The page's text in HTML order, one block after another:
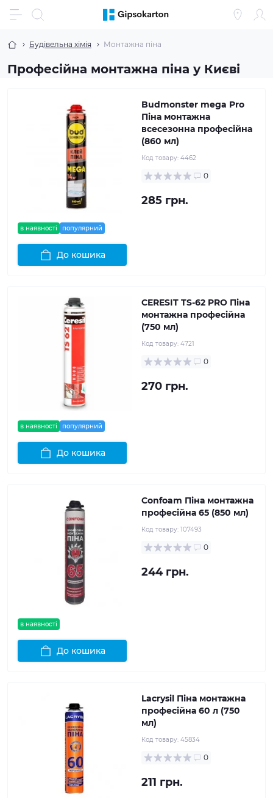
Будівельна хімія Монтажна піна
Професійна монтажна піна у Києві
в наявності популярний
Budmonster mega Pro
Піна монтажна
всесезонна професійна
(860 мл)
Код товару: 4462
0
285 грн.
До кошика
в наявності популярний
CERESIT TS-62 PRO Піна
монтажна професійна
(750 мл)
Код товару: 4721
0
270 грн.
До кошика
в наявності
Confoam Піна монтажна
професійна 65 (850 мл)
Код товару: 107493
0
244 грн.
До кошика
Lacrysil Піна монтажна
професійна 60 л (750
мл)
Код товару: 45834
0
211 грн.